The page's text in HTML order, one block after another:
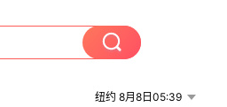
纽约 8月8日05:39